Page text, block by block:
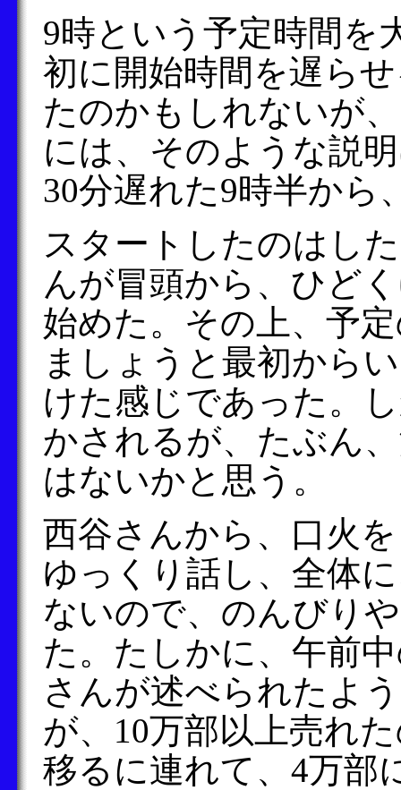
9時という予定時間を
初に開始時間を遅ら
たのかもしれないが
には、そのような説
30分遅れた9時半から
スタートしたのはし
んが冒頭から、ひど
始めた。その上、予
ましょうと最初から
けた感じであった。
かされるが、たぶん
はないかと思う。
西谷さんから、口火
ゆっくり話し、全体
ないので、のんびり
た。たしかに、午前
さんが述べられたよ
が、10万部以上売れ
移るに連れて、4万部